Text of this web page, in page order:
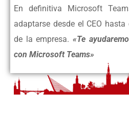
En definitiva Microsoft
adaptarse desde el CEO
de la empresa. «Te
con Microsoft Teams»